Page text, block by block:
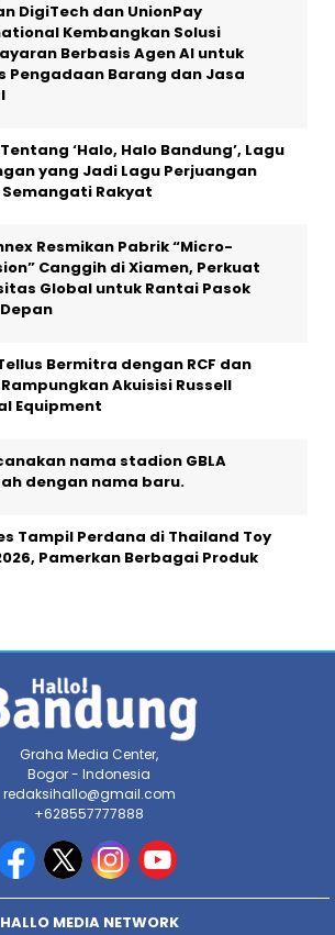
DigiTech dan UnionPay
Kembangkan Solusi
Berbasis Agen AI untuk
Pengadaan Barang dan Jasa
‘Halo, Halo Bandung’, Lagu
yang Jadi Lagu Perjuangan
Rakyat
Resmikan Pabrik “Micro-
Canggih di Xiamen, Perkuat
Global untuk Rantai Pasok
Bermitra dengan RCF dan
Rampungkan Akuisisi Russell
Equipment
nama stadion GBLA
dengan nama baru.
Tampil Perdana di Thailand Toy
Pamerkan Berbagai Produk
Graha Media Center,
Bogor - Indonesia
redaksihallo@gmail.com
+628557777888
HALLO MEDIA NETWORK